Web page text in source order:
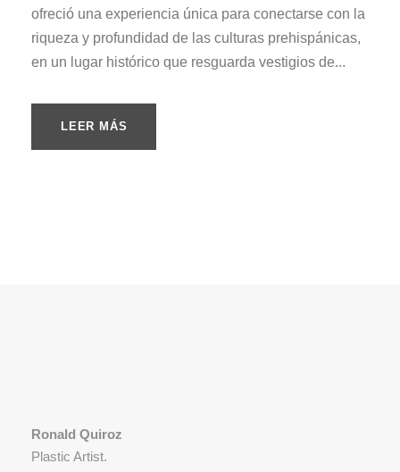
ofreció una experiencia única para conectarse con la
riqueza y profundidad de las culturas prehispánicas,
en un lugar histórico que resguarda vestigios de...
LEER MÁS
Ronald Quiroz
Plastic Artist.